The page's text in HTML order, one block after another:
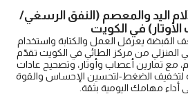
اليد والمعصم (النفق الرسغي/
الأوتار) في الكويت
القبضة يعرقل العمل والكتابة واستخدام
المنزلي من مركز الطائي في الكويت تقدّم
مع تمارين أعصاب وأوتار، وتصحيح عادات
لتخفيف الضغط-لتحسين الإحساس والقوة
أداء مهامك اليومية بثقة.